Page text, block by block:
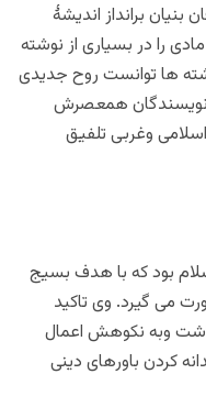
بنیان برانداز اندیشۀ
را در بسیاری از نوشته
ها توانست روح جدیدی
نویسندگان همعصرش
وغربی تلفیق
بود که با هدف بسیج
می گیرد. وی تاکید
وبه نکوهش اعمال
کردن باورهای دینی